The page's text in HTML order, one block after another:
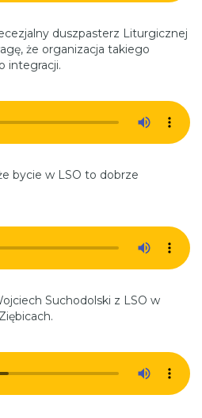
duszpasterz Liturgicznej
że organizacja takiego
integracji.
bycie w LSO to dobrze
Suchodolski z LSO w